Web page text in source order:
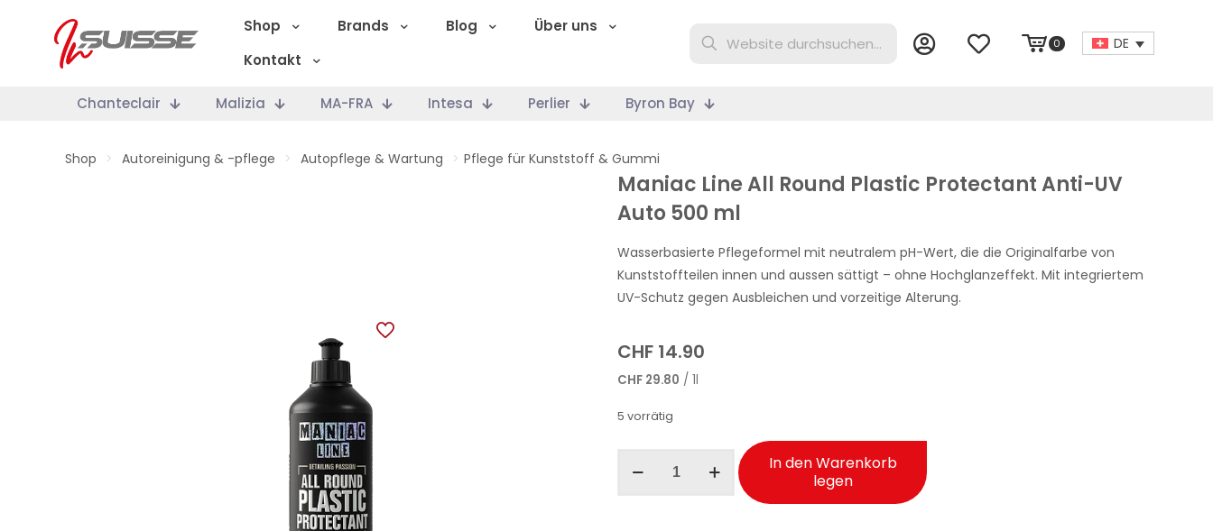
Shop Brands Blog
Über uns
Kontakt
0 DE
Chanteclair Malizia MA-FRA Intesa Perlier Byron Bay
Shop > Autoreinigung & -pflege > Autopflege & Wartung > Pflege für Kunststoff & Gummi
Maniac Line All Round Plastic Protectant Anti-UV
Auto 500 ml
Wasserbasierte Pflegeformel mit neutralem pH-Wert, die die Originalfarbe von
Kunststoffteilen innen und aussen sättigt – ohne Hochglanzeffekt. Mit integriertem
UV-Schutz gegen Ausbleichen und vorzeitige Alterung.
CHF 14.90
CHF 29.80 / 1l
5 vorrätig
In den Warenkorb
legen